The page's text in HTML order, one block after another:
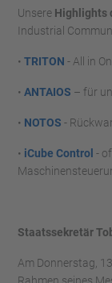
Unsere Highlights
Industrial
• TRITON - All in
• ANTAIOS – für
• NOTOS -
• iCube Control -
Staatssekretär
Am Donnerstag,